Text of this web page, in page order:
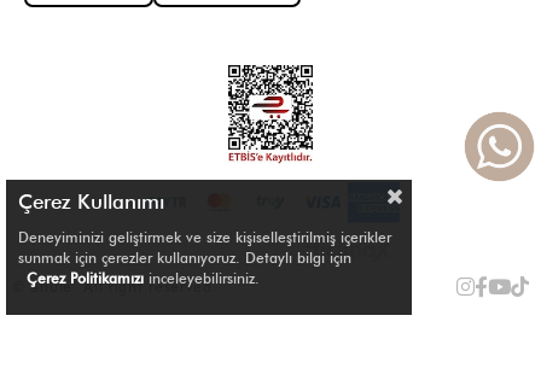
© Shule. All right reserved.
Çerez Kullanımı
Deneyiminizi geliştirmek ve size kişiselleştirilmiş içerikler
sunmak için çerezler kullanıyoruz. Detaylı bilgi için
Çerez Politikamızı inceleyebilirsiniz.